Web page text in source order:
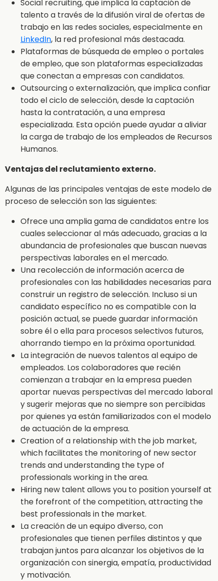
Social recruiting, que implica la captación de
talento a través de la difusión viral de ofertas de
trabajo en las redes sociales, especialmente en
LinkedIn, la red profesional más destacada.
Plataformas de búsqueda de empleo o portales
de empleo, que son plataformas especializadas
que conectan a empresas con candidatos.
Outsourcing o externalización, que implica confiar
todo el ciclo de selección, desde la captación
hasta la contratación, a una empresa
especializada. Esta opción puede ayudar a aliviar
la carga de trabajo de los empleados de Recursos
Humanos.
Ventajas del reclutamiento externo.
Algunas de las principales ventajas de este modelo de
proceso de selección son las siguientes:
Ofrece una amplia gama de candidatos entre los
cuales seleccionar al más adecuado, gracias a la
abundancia de profesionales que buscan nuevas
perspectivas laborales en el mercado.
Una recolección de información acerca de
profesionales con las habilidades necesarias para
construir un registro de selección. Incluso si un
candidato específico no es compatible con la
posición actual, se puede guardar información
sobre él o ella para procesos selectivos futuros,
ahorrando tiempo en la próxima oportunidad.
La integración de nuevos talentos al equipo de
empleados. Los colaboradores que recién
comienzan a trabajar en la empresa pueden
aportar nuevas perspectivas del mercado laboral
y sugerir mejoras que no siempre son percibidas
por quienes ya están familiarizados con el modelo
de actuación de la empresa.
Creation of a relationship with the job market,
which facilitates the monitoring of new sector
trends and understanding the type of
professionals working in the area.
Hiring new talent allows you to position yourself at
the forefront of the competition, attracting the
best professionals in the market.
La creación de un equipo diverso, con
profesionales que tienen perfiles distintos y que
trabajan juntos para alcanzar los objetivos de la
organización con sinergia, empatía, productividad
y motivación.